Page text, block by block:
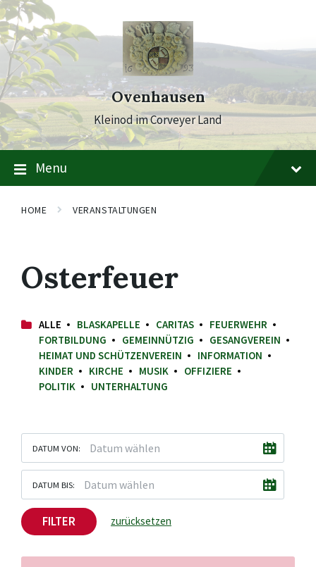
Skip
to
content
Skip
to
main
navigation
Skip
to
footer
Ovenhausen
Kleinod im Corveyer Land
Menu
HOME VERANSTALTUNGEN
Osterfeuer
ALLE BLASKAPELLE CARITAS
FEUERWEHR
FORTBILDUNG
GEMEINNÜTZIG
GESANGVEREIN
HEIMAT UND SCHÜTZENVEREIN
INFORMATION
KINDER
KIRCHE MUSIK
OFFIZIERE
POLITIK
UNTERHALTUNG
DATUM VON:
DATUM BIS:
FILTER zurücksetzen